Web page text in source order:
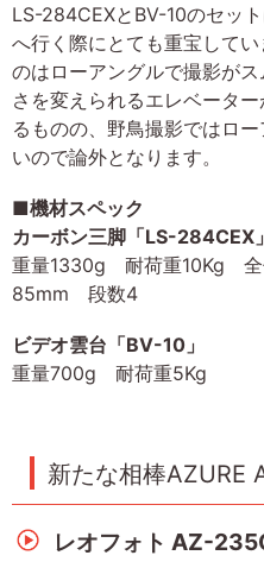
LS-284CEXとBV-10のセッ
へ行く際にとても重宝して
のはローアングルで撮影が
さを変えられるエレベータ
るものの、野鳥撮影ではロ
いので論外となります。
■機材スペック
カーボン三脚「LS-284CEX」
重量1330g 耐荷重10Kg
85mm 段数4
ビデオ雲台「BV-10」
重量700g 耐荷重5Kg
新たな相棒AZURE
レオフォト AZ-